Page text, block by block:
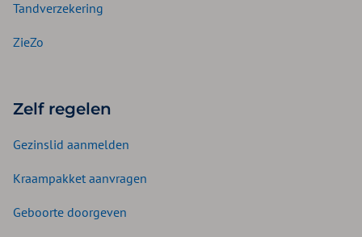
Tandverzekering
ZieZo
Zelf regelen
Gezinslid aanmelden
Kraampakket aanvragen
Geboorte doorgeven